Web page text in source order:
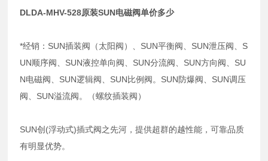
DLDA-MHV-528原装SUN电磁阀单价多少
*经销：SUN插装阀（太阳阀）、SUN平衡阀、SUN泄压阀、S
UN顺序阀、SUN液控单向阀、SUN分流阀、SUN方向阀、SU
N电磁阀、SUN逻辑阀、SUN比例阀。SUN防爆阀、SUN调压
阀、SUN溢流阀。（螺纹插装阀）
SUN创(浮动式)插式阀之先河，提供超群的越性能，可靠品质
有明显优势。